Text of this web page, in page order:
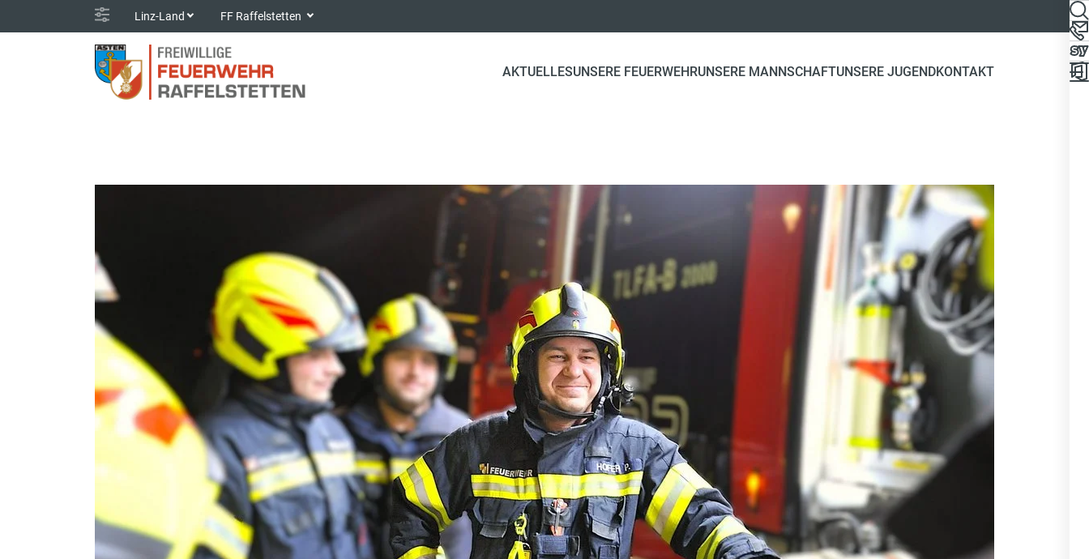
Linz-Land FF Raffelstetten
AKTUELLESUNSERE FEUERWEHRUNSERE MANNSCHAFTUNSERE JUGENDKONTAKT